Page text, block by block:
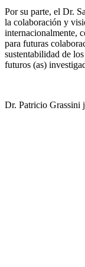
Por su parte, el Dr.
la colaboración y
internacionalmente,
para futuras
sustentabilidad de
futuros (as)
Dr. Patricio Grassini